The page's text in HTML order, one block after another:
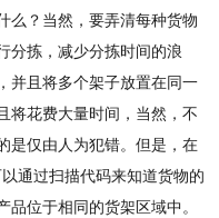
么？当然，要弄清每种货物
分拣，减少分拣时间的浪
并且将多个架子放置在同一
将花费大量时间，当然，不
是仅由人为犯错。但是，在
通过扫描代码来知道货物的
位于相同的货架区域中。